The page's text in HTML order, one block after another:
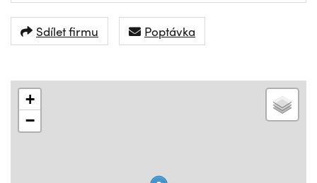
Sdílet firmu Poptávka
+
−